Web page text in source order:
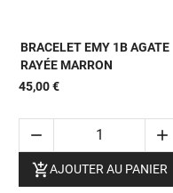
BRACELET EMY 1B AGATE
RAYÉE MARRON
45,00 €


AJOUTER AU PANIER